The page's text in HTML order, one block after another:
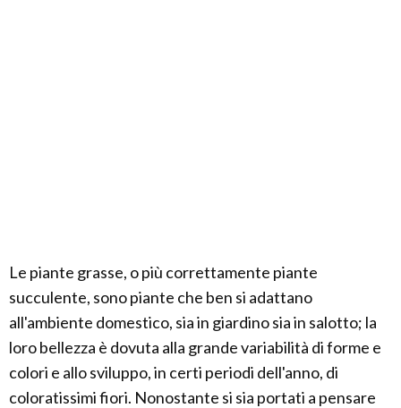
Le piante grasse, o più correttamente piante
succulente, sono piante che ben si adattano
all'ambiente domestico, sia in giardino sia in salotto; la
loro bellezza è dovuta alla grande variabilità di forme e
colori e allo sviluppo, in certi periodi dell'anno, di
coloratissimi fiori. Nonostante si sia portati a pensare